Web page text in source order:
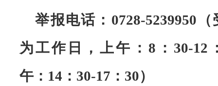
举报电话：0728-5239950（
为工作日，上午：8：30-12
午：14：30-17：30）